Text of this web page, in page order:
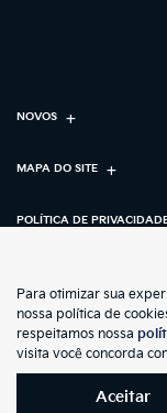
NOVOS
MAPA DO SITE
POLÍTICA DE
Para otimizar sua
nossa política de
respeitamos nossa
visita você concorda
Aceitar